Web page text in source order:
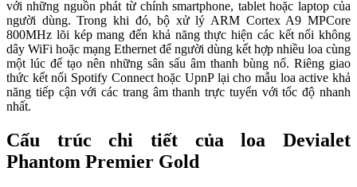
với những nguồn phát từ chính smartphone, tablet hoặc laptop của
người dùng. Trong khi đó, bộ xử lý ARM Cortex A9 MPCore
800MHz lõi kép mang đến khả năng thực hiện các kết nối không
dây WiFi hoặc mạng Ethernet để người dùng kết hợp nhiều loa cùng
một lúc để tạo nên những sân sấu âm thanh bùng nổ. Riêng giao
thức kết nối Spotify Connect hoặc UpnP lại cho mẫu loa active khả
năng tiếp cận với các trang âm thanh trực tuyến với tốc độ nhanh
nhất.
Cấu trúc chi tiết của loa Devialet
Phantom Premier Gold